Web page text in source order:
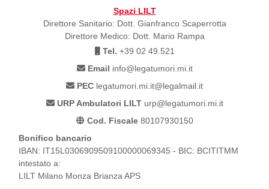
Spazi LILT
Direttore Sanitario: Dott. Gianfranco Scaperrotta
Direttore Medico: Dott. Mario Rampa
Tel. +39 02 49.521
Email info@legatumori.mi.it
PEC legatumori.mi.it@legalmail.it
URP Ambulatori LILTurp@legatumori.mi.it
Cod. Fiscale80107930150
Bonifico bancario
IBAN: IT15L0306909509100000069345 - BIC: BCITITMM
intestato a:
LILT Milano Monza Brianza APS